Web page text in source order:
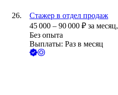
Стажер в отдел продаж
45 000 – 90 000 ₽ за месяц,
Без опыта
Выплаты: Раз в месяц